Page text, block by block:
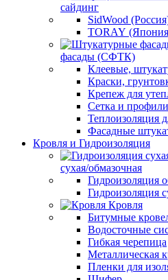
сайдинг
SidWood
TORAY
фасады (СФТК)
Клеевые,
Краски,
Крепеж для
Сетка и профили
Теплоизоляция
Фасадные
Кровля и Гидроизоляция
сухая/обмазочная
Гидроизоляция
Гидроизоляция
Кровля
Битумные
Водосточные
Гибкая черепица
Металлическая
Пленки для